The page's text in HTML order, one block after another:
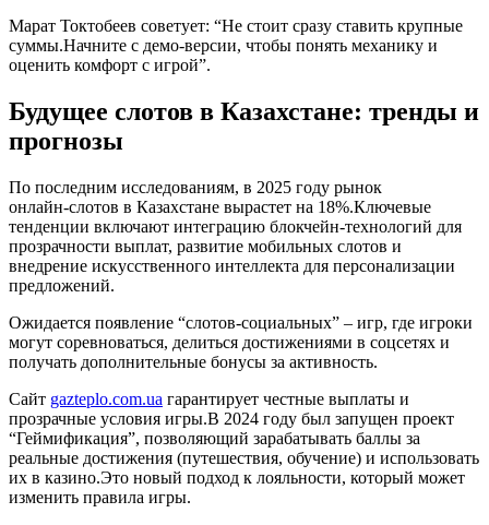
Марат Токтобеев советует: “Не стоит сразу ставить крупные
суммы.Начните с демо‑версии, чтобы понять механику и
оценить комфорт с игрой”.
Будущее слотов в Казахстане: тренды и
прогнозы
По последним исследованиям, в 2025 году рынок
онлайн‑слотов в Казахстане вырастет на 18%.Ключевые
тенденции включают интеграцию блокчейн‑технологий для
прозрачности выплат, развитие мобильных слотов и
внедрение искусственного интеллекта для персонализации
предложений.
Ожидается появление “слотов‑социальных” – игр, где игроки
могут соревноваться, делиться достижениями в соцсетях и
получать дополнительные бонусы за активность.
Сайт gazteplo.com.ua гарантирует честные выплаты и
прозрачные условия игры.В 2024 году был запущен проект
“Геймификация”, позволяющий зарабатывать баллы за
реальные достижения (путешествия, обучение) и использовать
их в казино.Это новый подход к лояльности, который может
изменить правила игры.